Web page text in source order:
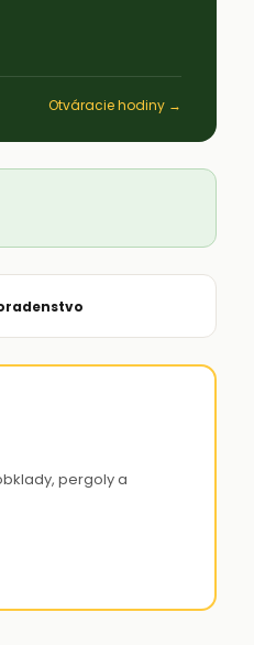
Otváracie hodiny →
pergoly a